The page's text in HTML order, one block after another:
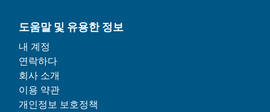
도움말 및 유용한 정보
내 계정
연락하다
회사 소개
이용 약관
개인정보 보호정책